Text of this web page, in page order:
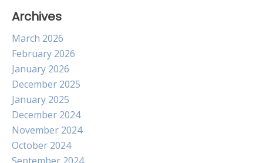
Archives
March 2026
February 2026
January 2026
December 2025
January 2025
December 2024
November 2024
October 2024